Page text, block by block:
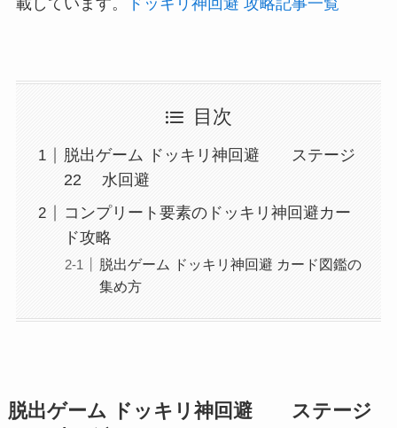
目次
脱出ゲーム ドッキリ神回避 ステージ
22 水回避
コンプリート要素のドッキリ神回避カー
ド攻略
脱出ゲーム ドッキリ神回避 カード図鑑の
集め方
脱出ゲーム ドッキリ神回避 ステージ